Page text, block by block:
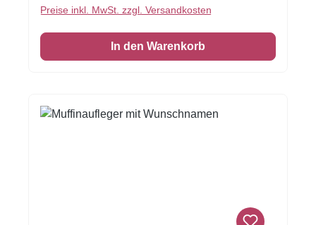
Preise inkl. MwSt. zzgl. Versandkosten
In den Warenkorb